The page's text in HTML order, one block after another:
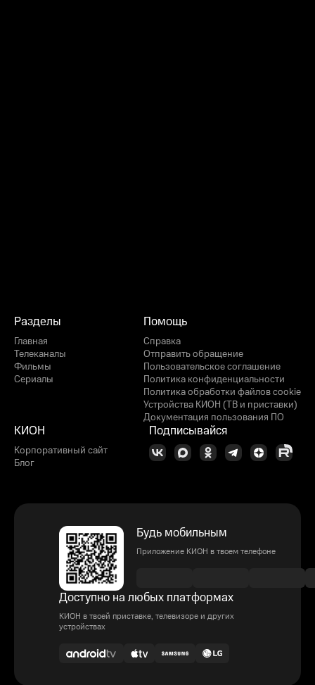
Разделы
Главная
Телеканалы
Фильмы
Сериалы
Помощь
Справка
Отправить обращение
Пользовательское соглашение
Политика конфиденциальности
Политика обработки файлов cookie
Устройства КИОН (ТВ и приставки)
Документация пользования ПО
КИОН
Корпоративный сайт
Блог
Подписывайся
Будь мобильным
Приложение КИОН в твоем телефоне
Доступно на любых платформах
КИОН в твоей приставке, телевизоре и других
устройствах